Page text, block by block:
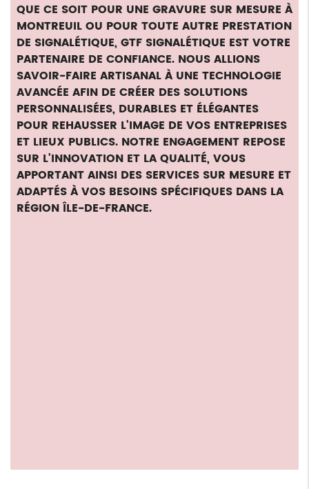
QUE CE SOIT POUR UNE GRAVURE SUR MESURE À
MONTREUILOU POUR TOUTE AUTRE PRESTATION
DE SIGNALÉTIQUE, GTF SIGNALÉTIQUE EST VOTRE
PARTENAIRE DE CONFIANCE. NOUS ALLIONS
SAVOIR-FAIRE ARTISANAL À UNE TECHNOLOGIE
AVANCÉE AFIN DE CRÉER DES SOLUTIONS
PERSONNALISÉES, DURABLES ET ÉLÉGANTES
POUR REHAUSSER L'IMAGE DE VOS ENTREPRISES
ET LIEUX PUBLICS. NOTRE ENGAGEMENT REPOSE
SUR L'INNOVATION ET LA QUALITÉ, VOUS
APPORTANT AINSI DES SERVICES SUR MESURE ET
ADAPTÉS À VOS BESOINS SPÉCIFIQUES DANS LA
RÉGION ÎLE-DE-FRANCE.